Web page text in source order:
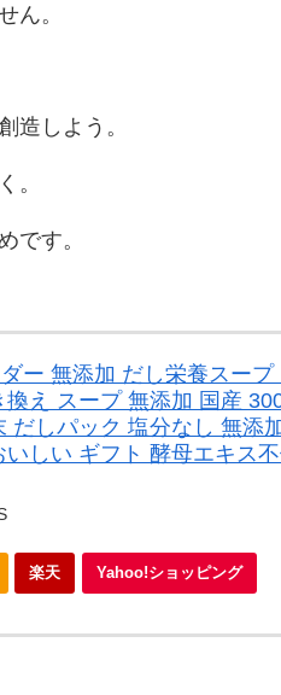
ん。
造しよう。
。
です。
ー 無添加 だし栄養スー
換え スープ 無添加 国産
だしパック 塩分なし 無添
いしい ギフト 酵母エキス
楽天 Yahoo!ショッピング